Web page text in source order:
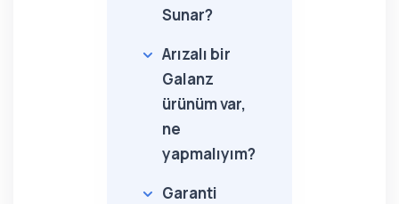
Sunar?
Arızalı bir
Galanz
ürünüm var,
ne
yapmalıyım?
Garanti